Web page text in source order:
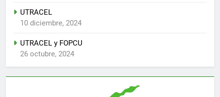
UTRACEL
10 diciembre, 2024
UTRACEL y FOPCU
26 octubre, 2024